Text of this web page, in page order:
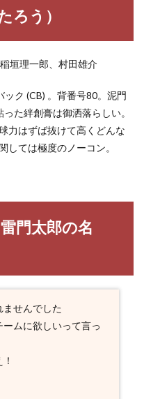
ろう）
垣理一郎、村田雄介
ク (CB) 。背番号80。泥門
た絆創膏は御洒落らしい。
力はずば抜けて高くどんな
しては極度のノーコン。
門太郎の名
せんでした
ムに欲しいって言っ